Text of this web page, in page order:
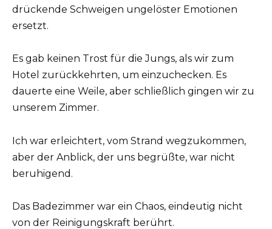
drückende Schweigen ungelöster Emotionen
ersetzt.
Es gab keinen Trost für die Jungs, als wir zum
Hotel zurückkehrten, um einzuchecken. Es
dauerte eine Weile, aber schließlich gingen wir zu
unserem Zimmer.
Ich war erleichtert, vom Strand wegzukommen,
aber der Anblick, der uns begrüßte, war nicht
beruhigend.
Das Badezimmer war ein Chaos, eindeutig nicht
von der Reinigungskraft berührt.